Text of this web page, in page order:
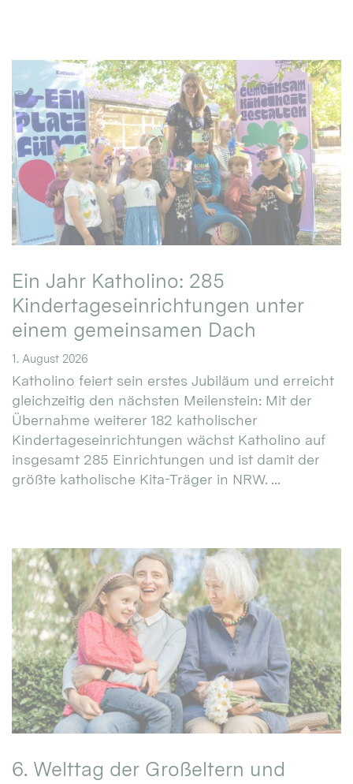
Ein Jahr Katholino: 285
Kindertageseinrichtungen unter
einem gemeinsamen Dach
1. August 2026
Katholino feiert sein erstes Jubiläum und erreicht
gleichzeitig den nächsten Meilenstein: Mit der
Übernahme weiterer 182 katholischer
Kindertageseinrichtungen wächst Katholino auf
insgesamt 285 Einrichtungen und ist damit der
größte katholische Kita-Träger in NRW. ...
6. Welttag der Großeltern und